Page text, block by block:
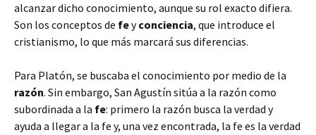
alcanzar dicho conocimiento, aunque su rol exacto difiera.
Son los conceptos de feyconciencia, que introduce el
cristianismo, lo que más marcará sus diferencias.
Para Platón, se buscaba el conocimiento por medio de la
razón. Sin embargo, San Agustín sitúa a la razón como
subordinada a la fe: primero la razón busca la verdad y
ayuda a llegar a la fe y, una vez encontrada, la fe es la verdad